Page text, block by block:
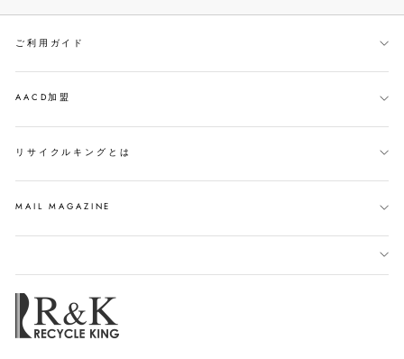
ご利用ガイド
AACD加盟
リサイクルキングとは
MAIL MAGAZINE